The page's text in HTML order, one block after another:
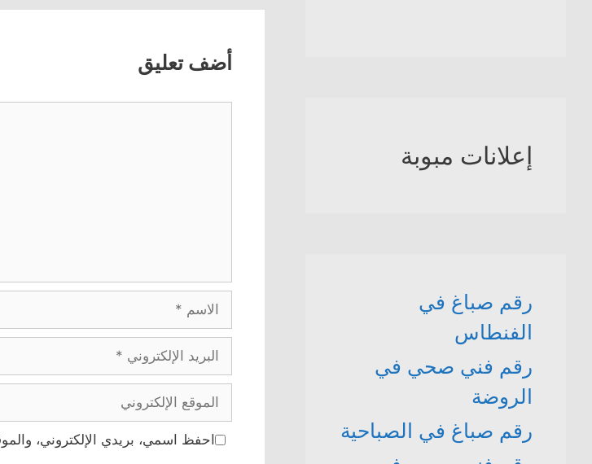
أضف تعليق
الإلكتروني
الإلكتروني
احفظ اسمي، بريدي الإلكتروني،
إعلانات مبوبة
رقم صباغ في
الفنطاس
رقم فني صحي في
الروضة
رقم صباغ في الصباحية